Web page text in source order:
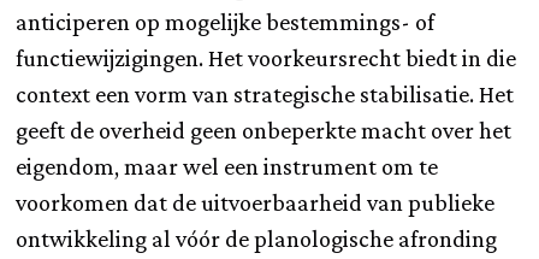
anticiperen op mogelijke bestemmings- of
functiewijzigingen. Het voorkeursrecht biedt in die
context een vorm van strategische stabilisatie. Het
geeft de overheid geen onbeperkte macht over het
eigendom, maar wel een instrument om te
voorkomen dat de uitvoerbaarheid van publieke
ontwikkeling al vóór de planologische afronding